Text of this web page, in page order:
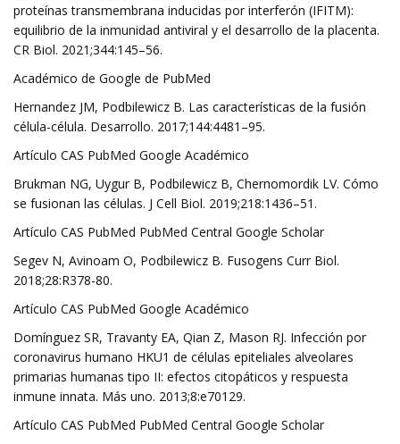
proteínas transmembrana inducidas por interferón (IFITM):
equilibrio de la inmunidad antiviral y el desarrollo de la placenta.
CR Biol. 2021;344:145–56.
Académico de Google de PubMed
Hernandez JM, Podbilewicz B. Las características de la fusión
célula-célula. Desarrollo. 2017;144:4481–95.
Artículo CAS PubMed Google Académico
Brukman NG, Uygur B, Podbilewicz B, Chernomordik LV. Cómo
se fusionan las células. J Cell Biol. 2019;218:1436–51.
Artículo CAS PubMed PubMed Central Google Scholar
Segev N, Avinoam O, Podbilewicz B. Fusogens Curr Biol.
2018;28:R378-80.
Artículo CAS PubMed Google Académico
Domínguez SR, Travanty EA, Qian Z, Mason RJ. Infección por
coronavirus humano HKU1 de células epiteliales alveolares
primarias humanas tipo II: efectos citopáticos y respuesta
inmune innata. Más uno. 2013;8:e70129.
Artículo CAS PubMed PubMed Central Google Scholar